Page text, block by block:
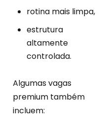
rotina mais limpa,
estrutura
altamente
controlada.
Algumas vagas
premium também
incluem: